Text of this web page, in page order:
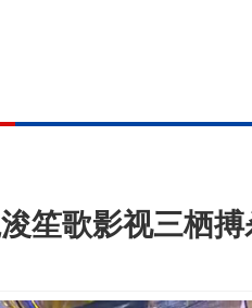
笙歌影视三栖